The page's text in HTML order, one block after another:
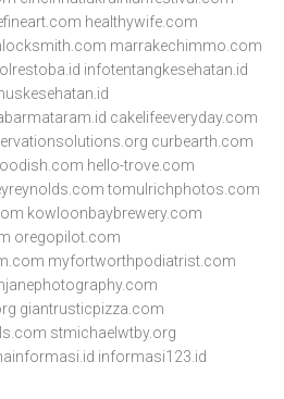
healthywife.com
marrakechimmo.com
infotentangkesehatan.id
cakelifeeveryday.com
curbearth.com
hello-trove.com
tomulrichphotos.com
kowloonbaybrewery.com
oregopilot.com
myfortworthpodiatrist.com
giantrusticpizza.com
stmichaelwtby.org
informasi123.id